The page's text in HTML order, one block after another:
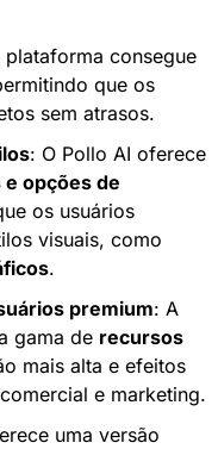
: A plataforma consegue
que os
sem atrasos.
: O Pollo AI oferece
e opções de
os usuários
.
premium: A
gama de recursos
mais alta e efeitos
e marketing.
uma versão